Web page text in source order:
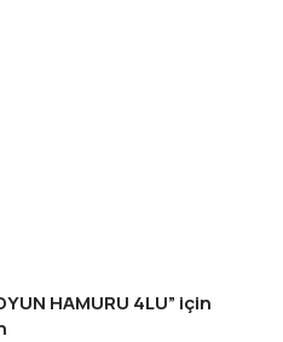
HAMURU 4LU” için